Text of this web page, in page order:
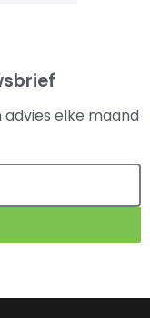
advies elke maand